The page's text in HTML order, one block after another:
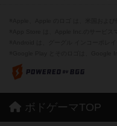
ボドゲーマTOP